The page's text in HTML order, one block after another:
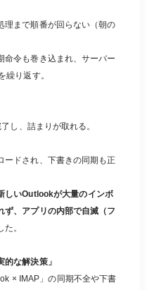
理まで順番が回らない（朝の
命令も巻き込まれ、サーバー
り返す。
し、詰まりが取れる。
ードされ、下書きの同期も正
しいOutlookが大量のインボ
ず、アプリの内部で自滅（フ
。
な解決策」
× IMAP」の同期不全や下書